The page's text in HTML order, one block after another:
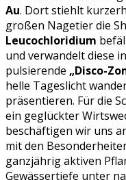
Au. Dort stiehlt
großen Nagetier die
Leucochloridium
und verwandelt diese
pulsierende „Disco-
helle Tageslicht
präsentieren. Für die
ein geglückter
beschäftigen wir uns
mit den
ganzjährig aktiven
Gewässertiefe unter